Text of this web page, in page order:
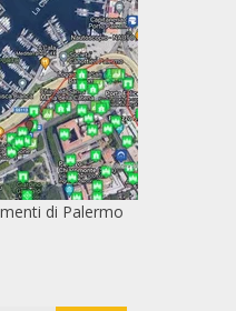
di Palermo